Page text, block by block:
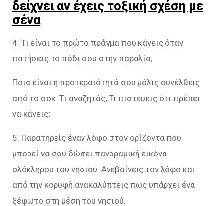
δείχνει αν έχεις τοξική σχέση με
σένα
4. Τι είναι το πρώτο πράγμα που κάνεις όταν
πατήσεις το πόδι σου στην παραλία;
Ποια είναι η προτεραιότητά σου μόλις συνέλθεις
από το σοκ. Τι αναζητάς; Τι πιστεύεις ότι πρέπει
να κάνεις;
5. Παρατηρείς έναν λόφο στον ορίζοντα που
μπορεί να σου δώσει πανοραμική εικόνα
ολόκληρου του νησιού. Ανεβαίνεις τον λόφο και
από την κορυφή ανακαλύπτεις πως υπάρχει ένα
ξέφωτο στη μέση του νησιού.